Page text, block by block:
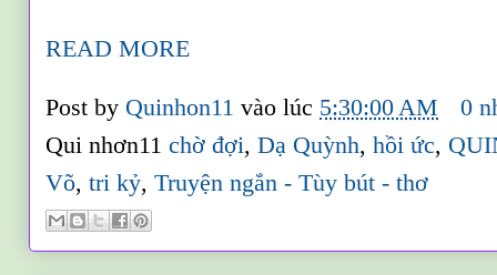
READ MORE
Post by Quinhon11vào lúc 5:30:00 AM
0
Qui nhơn11chờ đợi,Dạ Quỳnh,hồi ức,
Võ,tri kỷ,Truyện ngắn - Tùy bút - thơ